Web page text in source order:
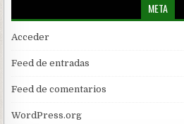
META
Acceder
Feed de entradas
Feed de comentarios
WordPress.org